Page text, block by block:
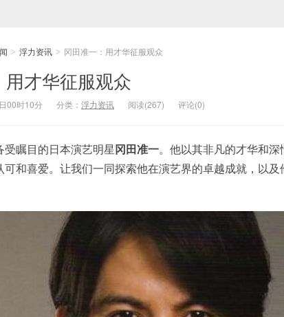
> 浮力资讯 > 冈田准一：用才华征服观众
用才华征服观众
00时10分 分类： 浮力资讯 阅读(267) 评论(0)
瞩目的日本演艺明星冈田准一。他以其非凡的才华和
和喜爱。让我们一同探索他在演艺界的卓越成就，以